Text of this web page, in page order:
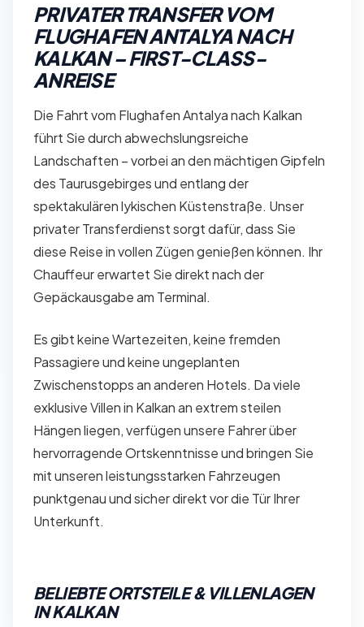
PRIVATER TRANSFER VOM
FLUGHAFEN ANTALYA NACH
KALKAN – FIRST-CLASS-
ANREISE
Die Fahrt vom Flughafen Antalya nach Kalkan
führt Sie durch abwechslungsreiche
Landschaften – vorbei an den mächtigen Gipfeln
des Taurusgebirges und entlang der
spektakulären lykischen Küstenstraße. Unser
privater Transferdienst sorgt dafür, dass Sie
diese Reise in vollen Zügen genießen können. Ihr
Chauffeur erwartet Sie direkt nach der
Gepäckausgabe am Terminal.
Es gibt keine Wartezeiten, keine fremden
Passagiere und keine ungeplanten
Zwischenstopps an anderen Hotels. Da viele
exklusive Villen in Kalkan an extrem steilen
Hängen liegen, verfügen unsere Fahrer über
hervorragende Ortskenntnisse und bringen Sie
mit unseren leistungsstarken Fahrzeugen
punktgenau und sicher direkt vor die Tür Ihrer
Unterkunft.
BELIEBTE ORTSTEILE & VILLENLAGEN
IN KALKAN